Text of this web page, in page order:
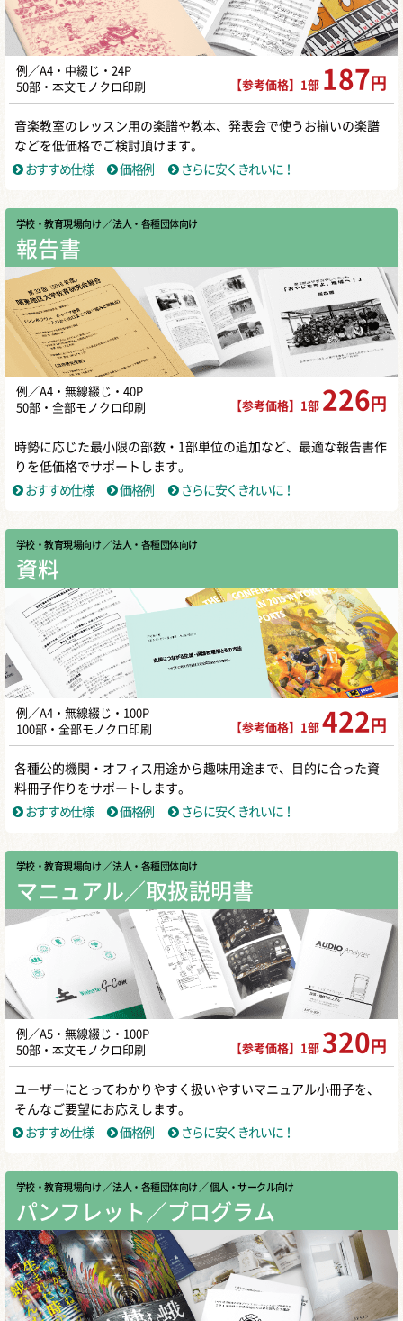
例／A4・中綴じ・24P
50部・本文モノクロ印刷
【参考価格】1部 187 円
音楽教室のレッスン用の楽譜や教本、発表会で使うお揃いの楽譜
などを低価格でご検討頂けます。
おすすめ仕様
価格例 さらに安くきれいに！
学校・教育現場向け ／ 法人・各種団体向け
報告書
例／A4・無線綴じ・40P
50部・全部モノクロ印刷
【参考価格】1部 226 円
時勢に応じた最小限の部数・1部単位の追加など、最適な報告書作
りを低価格でサポートします。
おすすめ仕様
価格例 さらに安くきれいに！
学校・教育現場向け ／ 法人・各種団体向け
資料
例／A4・無線綴じ・100P
100部・全部モノクロ印刷
【参考価格】1部 422 円
各種公的機関・オフィス用途から趣味用途まで、目的に合った資
料冊子作りをサポートします。
おすすめ仕様
価格例 さらに安くきれいに！
学校・教育現場向け ／ 法人・各種団体向け
マニュアル／取扱説明書
例／A5・無線綴じ・100P
50部・本文モノクロ印刷
【参考価格】1部 320 円
ユーザーにとってわかりやすく扱いやすいマニュアル小冊子を、
そんなご要望にお応えします。
おすすめ仕様
価格例 さらに安くきれいに！
学校・教育現場向け ／ 法人・各種団体向け ／ 個人・サークル向け
パンフレット／プログラム